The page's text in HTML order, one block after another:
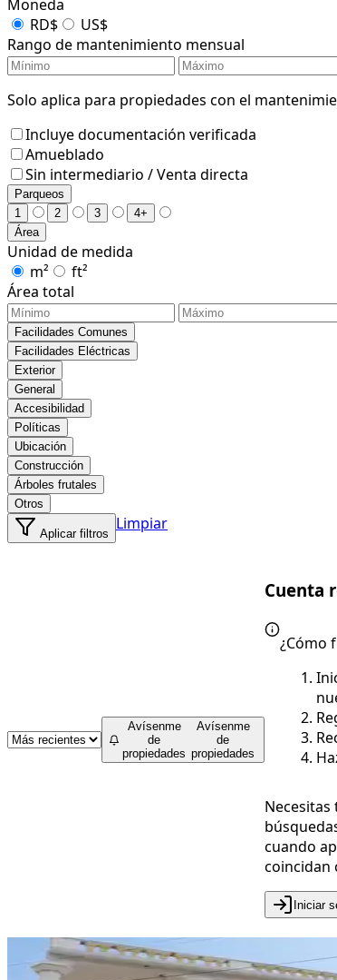
Moneda
RD$
US$
Rango de mantenimiento mensual
Solo aplica para propiedades con el
Incluye documentación verificada
Amueblado
Sin intermediario / Venta directa
Parqueos
1
2 3
4+
Área
Unidad de medida
m²
ft²
Área total
Facilidades Comunes
Facilidades Eléctricas
Exterior
General
Accesibilidad
Políticas
Ubicación
Construcción
Árboles frutales
Otros
Aplicar filtros
Limpiar
Avísenme
de
propiedades
Avísenme
de
propiedades
Cuenta
¿Cómo
cuando
coincidan
Iniciar